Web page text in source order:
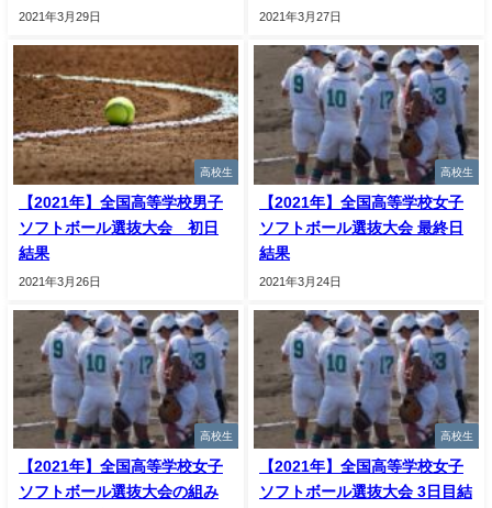
2021年3月29日 2021年3月27日
高校生
【2021年】全国高等学校男子
ソフトボール選抜大会 初日
結果
2021年3月26日
高校生
【2021年】全国高等学校女子
ソフトボール選抜大会 最終日
結果
2021年3月24日
高校生
【2021年】全国高等学校女子
ソフトボール選抜大会の組み
高校生
【2021年】全国高等学校女子
ソフトボール選抜大会 3日目結